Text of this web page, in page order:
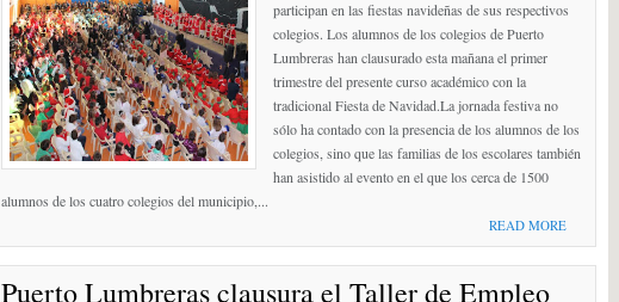
participan en las fiestas navideñas de sus respectivos
colegios. Los alumnos de los colegios de Puerto
Lumbreras han clausurado esta mañana el primer
trimestre del presente curso académico con la
tradicional Fiesta de Navidad.La jornada festiva no
sólo ha contado con la presencia de los alumnos de los
colegios, sino que las familias de los escolares también
han asistido al evento en el que los cerca de 1500
alumnos de los cuatro colegios del municipio,...
READ MORE
Puerto Lumbreras clausura el Taller de Empleo